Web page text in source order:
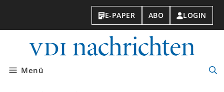
E-PAPER ABO LOGIN
Menü